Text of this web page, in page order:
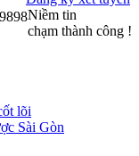
Niềm tin
chạm thành công !
lõi
Sài Gòn